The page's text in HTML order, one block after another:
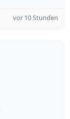
vor 10 Stunden